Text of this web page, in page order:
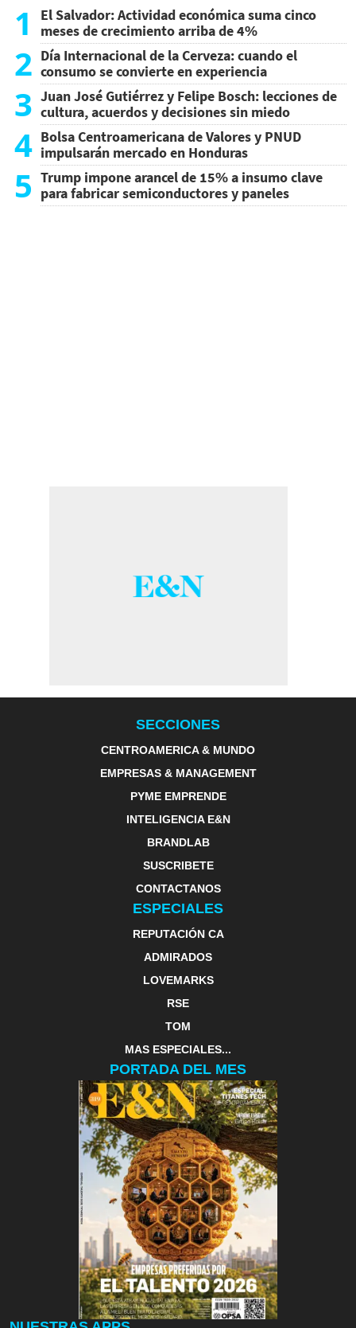
1
El Salvador: Actividad económica suma cinco
meses de crecimiento arriba de 4%
2 Día Internacional de la Cerveza: cuando el
consumo se convierte en experiencia
3 Juan José Gutiérrez y Felipe Bosch: lecciones de
cultura, acuerdos y decisiones sin miedo
4 Bolsa Centroamericana de Valores y PNUD
impulsarán mercado en Honduras
5 Trump impone arancel de 15% a insumo clave
para fabricar semiconductores y paneles
SECCIONES
CENTROAMERICA & MUNDO
EMPRESAS & MANAGEMENT
PYME EMPRENDE
INTELIGENCIA E&N
BRANDLAB
SUSCRIBETE
CONTACTANOS
ESPECIALES
REPUTACIÓN CA
ADMIRADOS
LOVEMARKS
RSE
TOM
MAS ESPECIALES...
PORTADA DEL MES